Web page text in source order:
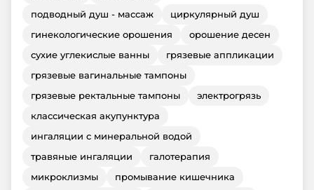
подводный душ - массаж
циркулярный душ
гинекологические орошения
орошение десен
сухие углекислые ванны
грязевые аппликации
грязевые вагинальные тампоны
грязевые ректальные тампоны
электрогрязь
классическая акупунктура
ингаляции с минеральной водой
травяные ингаляции
галотерапия
микроклизмы
промывание кишечника